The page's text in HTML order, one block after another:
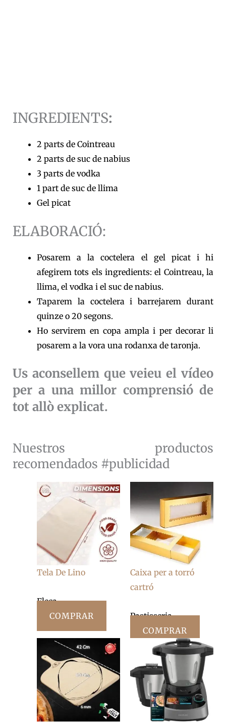
INGREDIENTS:
2 parts de Cointreau
2 parts de suc de nabius
3 parts de vodka
1 part de suc de llima
Gel picat
ELABORACIÓ:
Posarem a la coctelera el gel picat i hi
afegirem tots els ingredients: el Cointreau, la
llima, el vodka i el suc de nabius.
Taparem la coctelera i barrejarem durant
quinze o 20 segons.
Ho servirem en copa ampla i per decorar li
posarem a la vora una rodanxa de taronja.
Us aconsellem que veieu el vídeo
per a una millor comprensió de
tot allò explicat.
Nuestros productos
recomendados #publicidad
Tela De Lino
Fleca
COMPRAR
Caixa per a torró
cartró
Pastisseria
COMPRAR